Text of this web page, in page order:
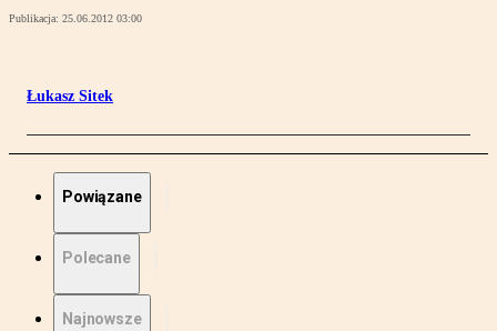
Publikacja: 25.06.2012 03:00
Łukasz Sitek
Powiązane
Polecane
Najnowsze